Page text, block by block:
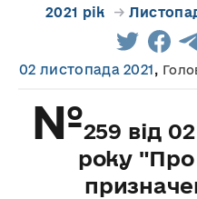
2021 рік →
02 листопада 2021 ,
№259 від
року "Про